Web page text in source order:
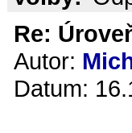
Re:
Autor:
Datum: